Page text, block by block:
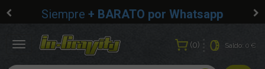
Siempre + BARATO por Whatsapp
0 Saldo:0 €
Toggle